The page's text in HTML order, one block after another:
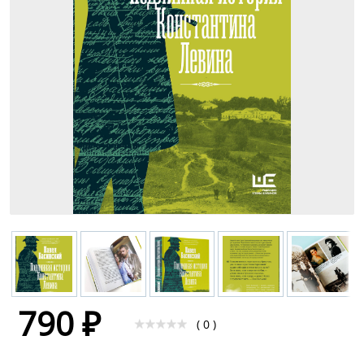
790 ₽ ( 0 )